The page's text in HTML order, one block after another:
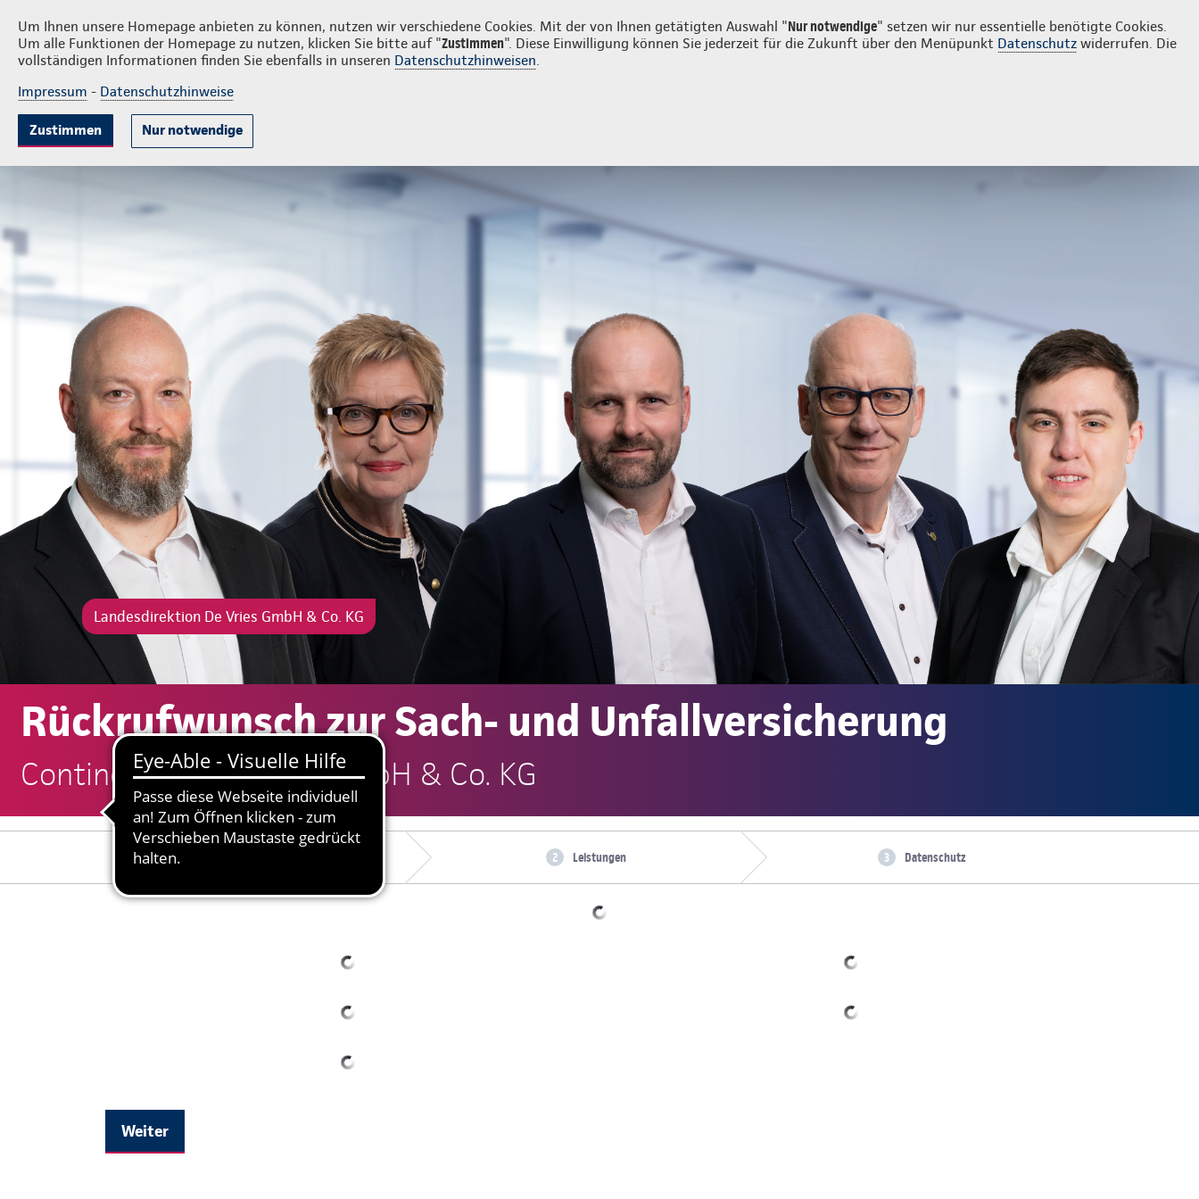
Um Ihnen unsere Homepage anbieten zu können, nutzen wir verschiedene Cookies. Mit der von Ihnen getätigten Auswahl "Nur notwendige" setzen wir nur essentielle benötigte Cookies.
Um alle Funktionen der Homepage zu nutzen, klicken Sie bitte auf "Zustimmen". Diese Einwilligung können Sie jederzeit für die Zukunft über den Menüpunkt Datenschutz widerrufen. Die
vollständigen Informationen finden Sie ebenfalls in unseren Datenschutzhinweisen.
Impressum - Datenschutzhinweise
Zustimmen Nur notwendige
De Vries GmbH & Co. KG PrivatkundenFirmenkunden Login Kontakt 05032 9192560
KrankenversicherungLebensversicherung
Landesdirektion De Vries GmbH & Co. KG
Landesdirektion De Vries GmbH & Co. KG
Rückrufwunsch zur Sach- und Unfallversicherung
Continentale: De Vries GmbH & Co. KG
Leistungen Datenschutz
Weiter